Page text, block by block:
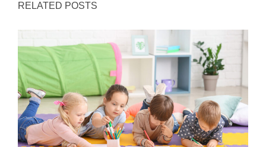
RELATED POSTS